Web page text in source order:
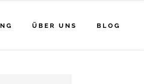
ÜBER UNS BLOG